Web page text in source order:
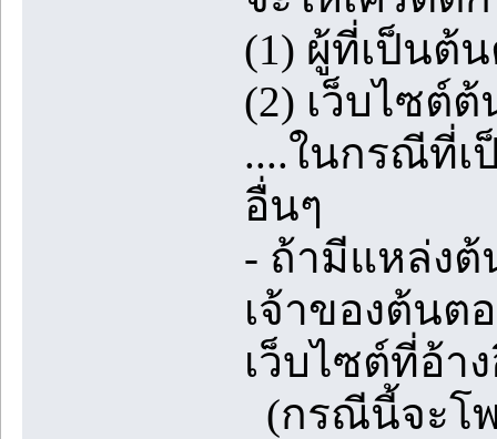
(1) ผู้ที่เป็นต้
(2) เว็บไซต์
....ในกรณีที่เ
อื่นๆ
- ถ้ามีแหล่ง
เจ้าของต้น
เว็บไซต์ที่อ้า
(กรณีนี้จะโ